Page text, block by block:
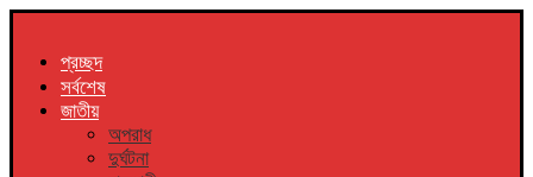
প্রচ্ছদ
সর্বশেষ
জাতীয়
অপরাধ
দুর্ঘটনা